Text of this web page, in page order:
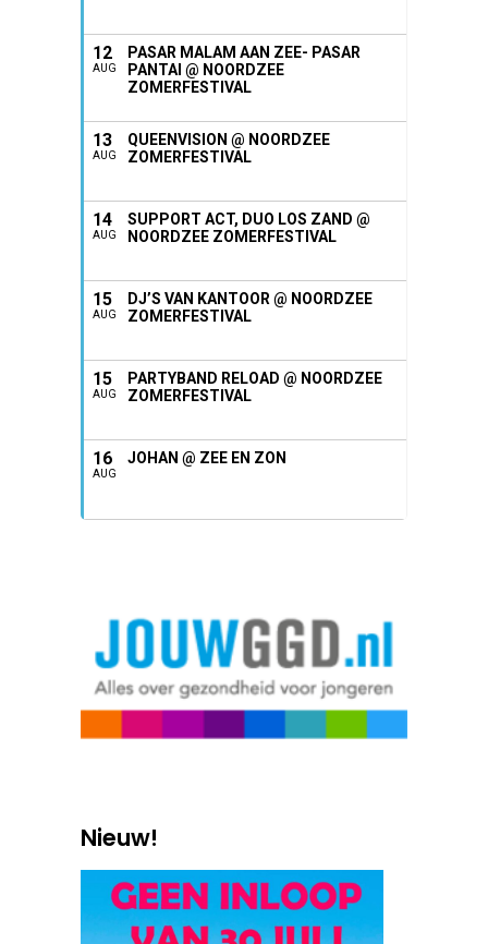
12
AUG
PASAR MALAM AAN ZEE- PASAR
PANTAI @ NOORDZEE
ZOMERFESTIVAL
13
AUG
QUEENVISION @ NOORDZEE
ZOMERFESTIVAL
14
AUG
SUPPORT ACT, DUO LOS ZAND @
NOORDZEE ZOMERFESTIVAL
15
AUG
DJ’S VAN KANTOOR @ NOORDZEE
ZOMERFESTIVAL
15
AUG
PARTYBAND RELOAD @ NOORDZEE
ZOMERFESTIVAL
16
AUG
JOHAN @ ZEE EN ZON
Nieuw!